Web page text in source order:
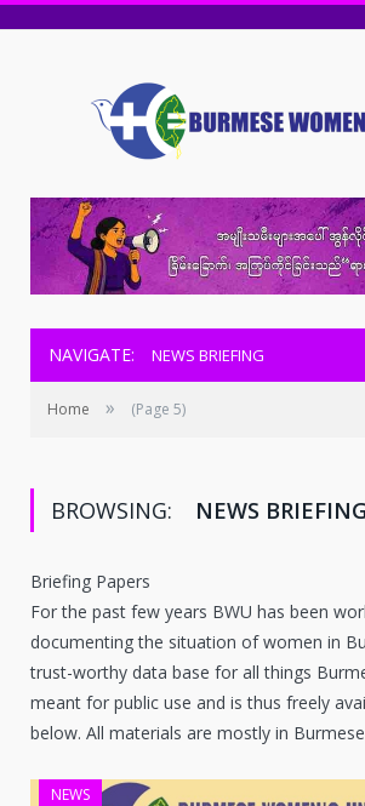
NAVIGATE: NEWS BRIEFING
Home » (Page 5)
BROWSING: NEWS BRIEFING
Briefing Papers
For the past few years BWU has been
documenting the situation of women in
trust-worthy data base for all things
meant for public use and is thus freely
below. All materials are mostly in
NEWS